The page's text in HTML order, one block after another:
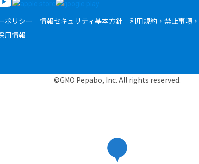
ポリシー 情報セキュリティ基本方針 利用規約 禁止事項
用情報
©GMO Pepabo, Inc. All rights reserved.